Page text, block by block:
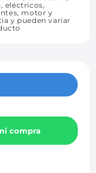
eléctricos,
motor y
y pueden variar
compra